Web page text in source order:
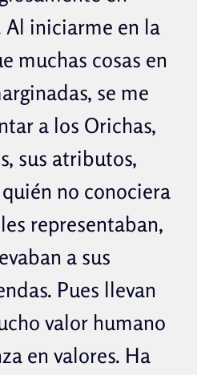
Al iniciarme en la
muchas cosas en
se me
a los Orichas,
sus atributos,
no conociera
representaban,
a sus
Pues llevan
valor humano
en valores. Ha